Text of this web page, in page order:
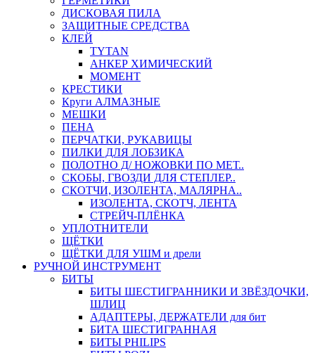
ДИСКОВАЯ ПИЛА
ЗАЩИТНЫЕ СРЕДСТВА
КЛЕЙ
TYTAN
АНКЕР ХИМИЧЕСКИЙ
МОМЕНТ
КРЕСТИКИ
Круги АЛМАЗНЫЕ
МЕШКИ
ПЕНА
ПЕРЧАТКИ, РУКАВИЦЫ
ПИЛКИ ДЛЯ ЛОБЗИКА
ПОЛОТНО Д/ НОЖОВКИ ПО МЕТ..
СКОБЫ, ГВОЗДИ ДЛЯ СТЕПЛЕР..
СКОТЧИ, ИЗОЛЕНТА, МАЛЯРНА..
ИЗОЛЕНТА, СКОТЧ, ЛЕНТА
СТРЕЙЧ-ПЛЁНКА
УПЛОТНИТЕЛИ
ЩЁТКИ
ЩЁТКИ ДЛЯ УШМ и дрели
РУЧНОЙ ИНСТРУМЕНТ
БИТЫ
БИТЫ ШЕСТИГРАННИКИ И ЗВЁЗДОЧКИ,
ШЛИЦ
АДАПТЕРЫ, ДЕРЖАТЕЛИ для бит
БИТА ШЕСТИГРАННАЯ
БИТЫ PHILIPS